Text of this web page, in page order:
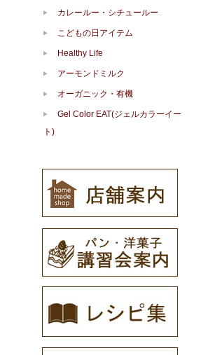
カレールー・シチュールー
こどもの日アイテム
Healthy Life
アーモンドミルク
オーガニック・有機
Gel Color EAT(ジェルカラーイー
ト)